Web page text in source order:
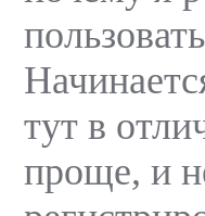
тут в
проще, и